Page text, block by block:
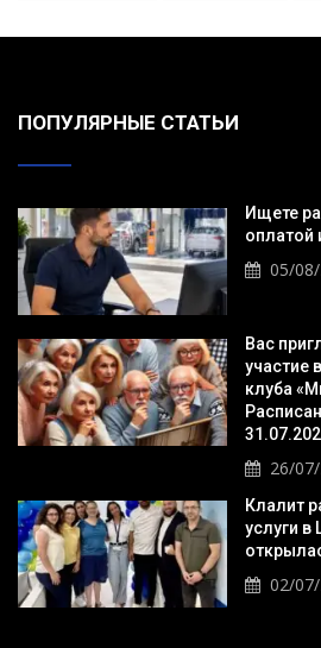
ПОПУЛЯРНЫЕ СТАТЬИ
Ищете
оплатой
05/
Вас
участие
клуба
26/
Клалит
услуги
02/